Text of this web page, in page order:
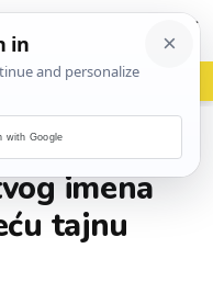
vrh! woot?!
imena
tajnu
with Google